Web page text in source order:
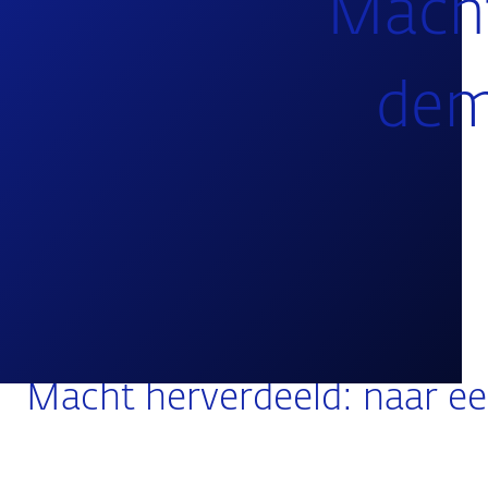
Macht herverdeeld: naar